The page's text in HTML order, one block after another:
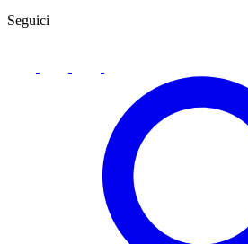
Seguici